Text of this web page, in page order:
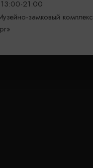
21:00
замковый комплекс